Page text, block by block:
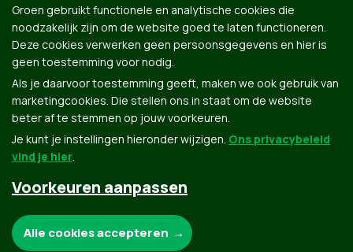
Groen.be
Groen gebruikt functionele en analytische cookies die
noodzakelijk zijn om de website goed te laten functioneren.
Deze cookies verwerken geen persoonsgegevens en hier is
geen toestemming voor nodig.
Als je daarvoor toestemming geeft, maken we ook gebruik van
marketingcookies. Die stellen ons in staat om de website
beter af te stemmen op jouw voorkeuren.
Je kunt je instellingen hieronder wijzigen. Ons privacybeleid
vind je hier.
Voorkeuren aanpassen
Alle cookies accepteren